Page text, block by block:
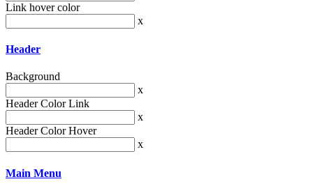
Link hover color
x
Header
Background
x
Header Color Link
x
Header Color Hover
x
Main Menu